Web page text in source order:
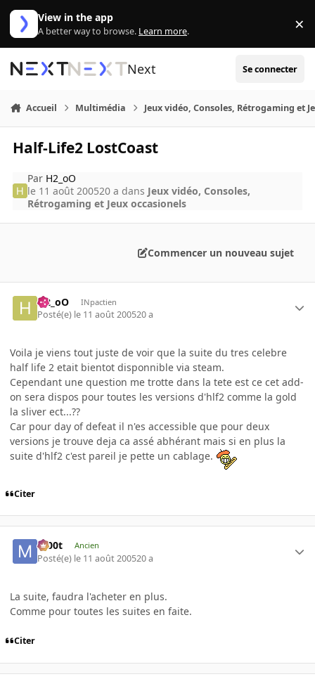
Aller au contenu
View in the app
A better way to browse. Learn more. ×
Next Se connecter
Accueil Multimédia Jeux vidéo, Consoles, Rétrogaming et
Half-Life2 LostCoast
Par H2_oO
le 11 août 200520 a dans Jeux vidéo, Consoles,
Rétrogaming et Jeux occasionels
Commencer un nouveau sujet
H2_oO INpactien
Posté(e) le 11 août 200520 a
Voila je viens tout juste de voir que la suite du tres celebre
half life 2 etait bientot disponnible via steam.
Cependant une question me trotte dans la tete est ce cet add-
on sera dispos pour toutes les versions d'hlf2 comme la gold
la sliver ect...??
Car pour day of defeat il n'es accessible que pour deux
versions je trouve deja ca assé abhérant mais si en plus la
suite d'hlf2 c'est pareil je pette un cablage.
Citer
m00t Ancien
Posté(e) le 11 août 200520 a
La suite, faudra l'acheter en plus.
Comme pour toutes les suites en faite.
Citer